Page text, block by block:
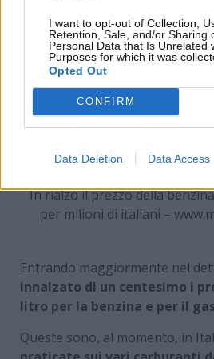
I want to opt-out of Collection,
Retention, Sale, and/or Sharing
Personal Data that Is Unrelated
Purposes for which it was
Opted Out
CONFIRM
Data Deletion Data Access
In rialzo il prezzo della
per milioni di italiani –
Entrando maggiormente nel
innalzato di un centesimo i
litro per la benzina e per il
Queste sono, al momento, in